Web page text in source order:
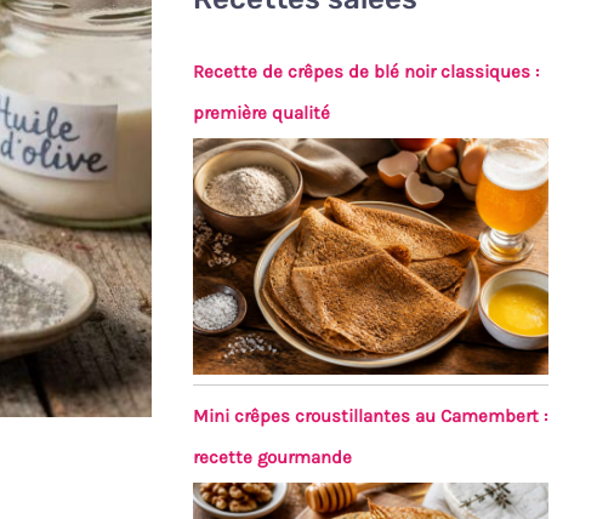
Recette de crêpes de blé noir classiques :
première qualité
Mini crêpes croustillantes au Camembert :
recette gourmande